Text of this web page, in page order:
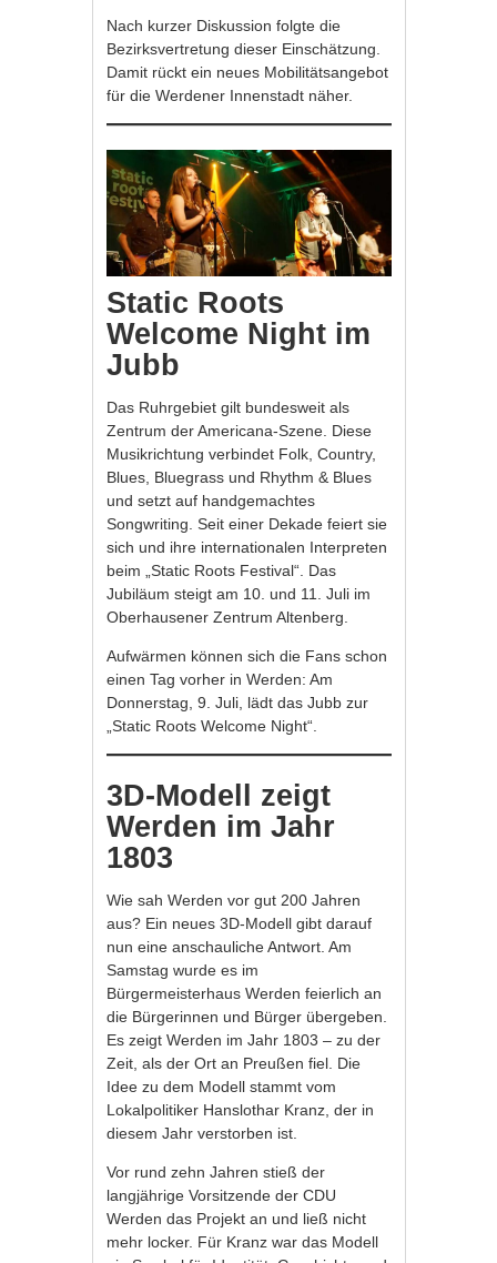
Nach kurzer Diskussion folgte die
Bezirksvertretung dieser Einschätzung.
Damit rückt ein neues Mobilitätsangebot
für die Werdener Innenstadt näher.
Static Roots
Welcome Night im
Jubb
Das Ruhrgebiet gilt bundesweit als
Zentrum der Americana-Szene. Diese
Musikrichtung verbindet Folk, Country,
Blues, Bluegrass und Rhythm & Blues
und setzt auf handgemachtes
Songwriting. Seit einer Dekade feiert sie
sich und ihre internationalen Interpreten
beim „Static Roots Festival“. Das
Jubiläum steigt am 10. und 11. Juli im
Oberhausener Zentrum Altenberg.
Aufwärmen können sich die Fans schon
einen Tag vorher in Werden: Am
Donnerstag, 9. Juli, lädt das Jubb zur
„Static Roots Welcome Night“.
3D-Modell zeigt
Werden im Jahr
1803
Wie sah Werden vor gut 200 Jahren
aus? Ein neues 3D-Modell gibt darauf
nun eine anschauliche Antwort. Am
Samstag wurde es im
Bürgermeisterhaus Werden feierlich an
die Bürgerinnen und Bürger übergeben.
Es zeigt Werden im Jahr 1803 – zu der
Zeit, als der Ort an Preußen fiel. Die
Idee zu dem Modell stammt vom
Lokalpolitiker Hanslothar Kranz, der in
diesem Jahr verstorben ist.
Vor rund zehn Jahren stieß der
langjährige Vorsitzende der CDU
Werden das Projekt an und ließ nicht
mehr locker. Für Kranz war das Modell